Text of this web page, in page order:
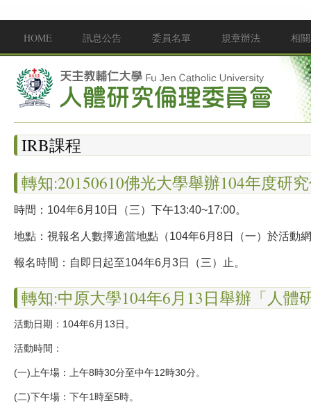
Main menu
HOME 訊息公告 委員名單 規章辦法 相
IRB課程
轉知:20150610佛光大學舉辦104年度研
時間：104年6月10日（三）下午13:40~17:00。
地點：視報名人數擇適當地點（104年6月8日（一）於活動
報名時間：自即日起至104年6月3日（三）止。
轉知:中原大學104年6月13日舉辦「人體
活動日期：104年6月13日。
活動時間：
(一) 上午場：上午8時30分至中午12時30分。
(二)下午場：下午1時至5時。